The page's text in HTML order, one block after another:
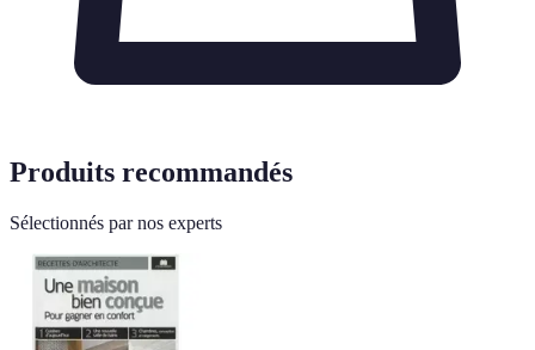
Produits recommandés
Sélectionnés par nos experts